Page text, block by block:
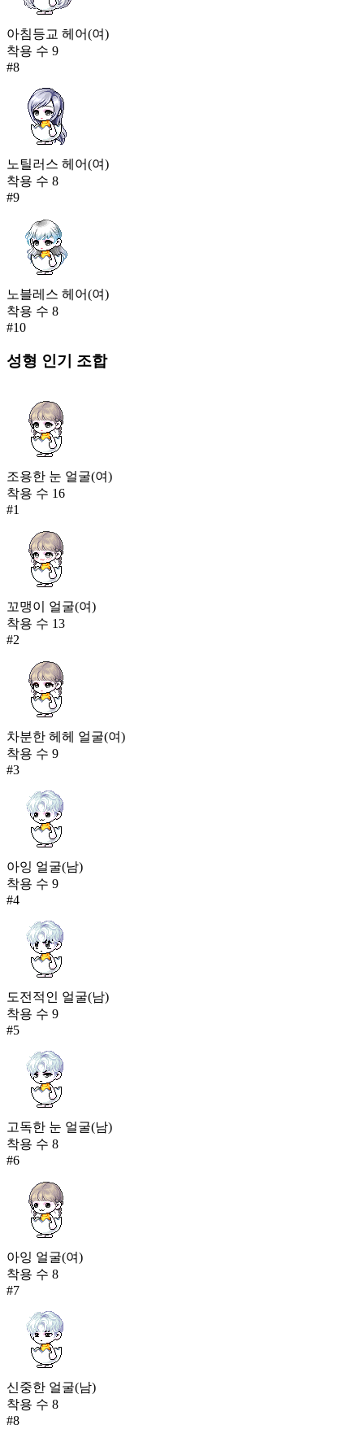
아침등교 헤어(여)
착용 수 9
#8
노틸러스 헤어(여)
착용 수 8
#9
노블레스 헤어(여)
착용 수 8
#10
성형 인기 조합
조용한 눈 얼굴(여)
착용 수 16
#1
꼬맹이 얼굴(여)
착용 수 13
#2
차분한 헤헤 얼굴(여)
착용 수 9
#3
아잉 얼굴(남)
착용 수 9
#4
도전적인 얼굴(남)
착용 수 9
#5
고독한 눈 얼굴(남)
착용 수 8
#6
아잉 얼굴(여)
착용 수 8
#7
신중한 얼굴(남)
착용 수 8
#8